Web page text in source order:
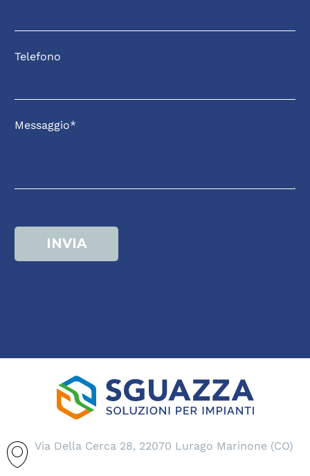
Telefono
Messaggio*
Via Della Cerca 28, 22070 Lurago Marinone (CO)